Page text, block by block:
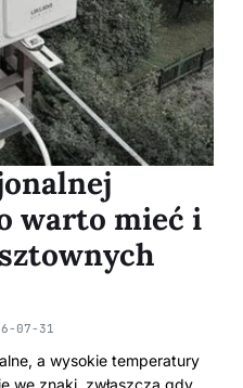
warto mieć i
07-31
a wysokie temperatury
we znaki, zwłaszcza gdy